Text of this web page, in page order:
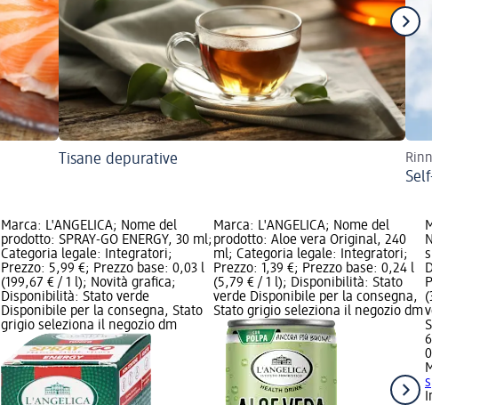
Tisane depurative Rinnova il tuo
Self-care:
Marca: L'ANGELICA; Nome del
prodotto: SPRAY-GO ENERGY, 30 ml;
Categoria legale: Integratori;
Prezzo: 5,99 €; Prezzo base: 0,03 l
(199,67 € / 1 l); Novità grafica;
Disponibilità: Stato verde
Disponibile per la consegna, Stato
grigio seleziona il negozio dm
Marca: L'ANGELICA; Nome del
prodotto: Aloe vera Original, 240
ml; Categoria legale: Integratori;
Prezzo: 1,39 €; Prezzo base: 0,24 l
(5,79 € / 1 l); Disponibilità: Stato
verde Disponibile per la consegna,
Stato grigio seleziona il negozio dm
Marca: Matt
Nome del
spray, 20
Dispositivi
Prezzo:
(329,50 € /
verde
Stato
6,59 €
0,02 l
Matt
spray, 20 ml
Integratori